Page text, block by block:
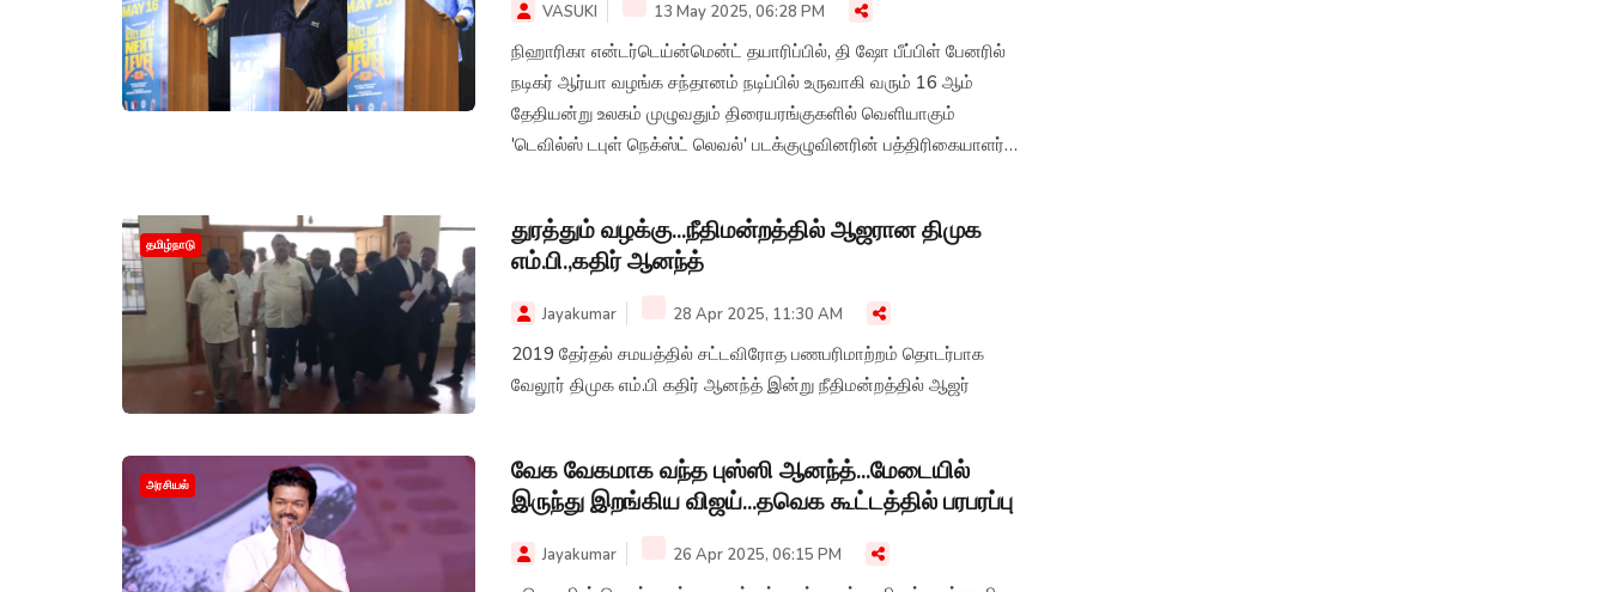
VASUKI 13 May 2025, 06:28 PM
நிஹாரிகா என்டர்டெய்ன்மென்ட் தயாரிப்பில், தி ஷோ பீப்பிள் பேனரில்
நடிகர் ஆர்யா வழங்க சந்தானம் நடிப்பில் உருவாகி வரும் 16 ஆம்
தேதியன்று உலகம் முழுவதும் திரையரங்குகளில் வெளியாகும்
'டெவில்ஸ் டபுள் நெக்ஸ்ட் லெவல்' படக்குழுவினரின் பத்திரிகையாளர்
தமிழ்நாடு
துரத்தும் வழக்கு...நீதிமன்றத்தில் ஆஜரான திமுக
எம்.பி.,கதிர் ஆனந்த்
Jayakumar 28 Apr 2025, 11:30 AM
2019 தேர்தல் சமயத்தில் சட்டவிரோத பணபரிமாற்றம் தொடர்பாக
வேலூர் திமுக எம்.பி கதிர் ஆனந்த் இன்று நீதிமன்றத்தில் ஆஜர்
அரசியல்
வேக வேகமாக வந்த புஸ்ஸி ஆனந்த்...மேடையில்
இருந்து இறங்கிய விஜய்...தவெக கூட்டத்தில் பரபரப்பு
Jayakumar 26 Apr 2025, 06:15 PM